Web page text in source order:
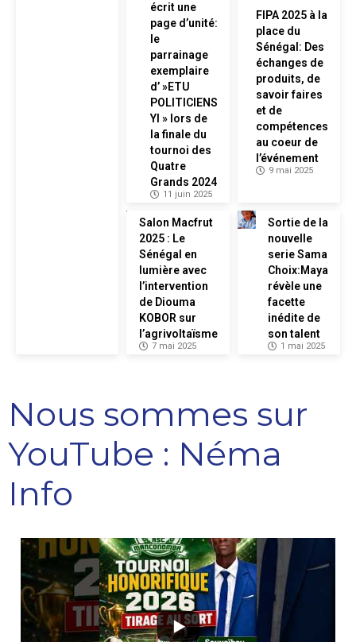
écrit une
page d’unité:
le
parrainage
exemplaire
d’ »ETU
POLITICIENS
YI » lors de
la finale du
tournoi des
Quatre
Grands 2024
11 juin 2025
FIPA 2025 à la
place du
Sénégal: Des
échanges de
produits, de
savoir faires
et de
compétences
au coeur de
l’événement
9 mai 2025
Salon Macfrut
2025 : Le
Sénégal en
lumière avec
l’intervention
de Diouma
KOBOR sur
l’agrivoltaïsme
7 mai 2025
Sortie de la
nouvelle
serie Sama
Choix:Maya
révèle une
facette
inédite de
son talent
1 mai 2025
Nous sommes sur
YouTube : Néma
Info